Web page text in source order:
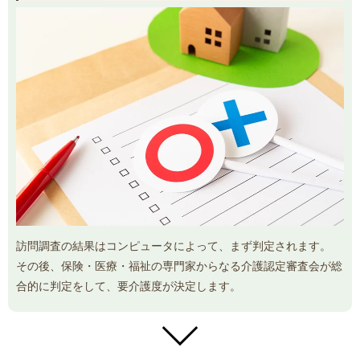
訪問調査の結果はコンピュータによって、まず判定されます。
その後、保険・医療・福祉の専門家からなる介護認定審査会が総
合的に判定をして、要介護度が決定します。